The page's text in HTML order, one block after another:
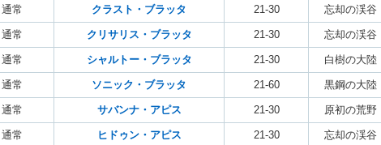
通常 クラスト・ブラッタ 21-30 忘却の渓谷
通常 クリサリス・ブラッタ 21-30 忘却の渓谷
通常 シャルトー・ブラッタ 21-30 白樹の大陸
通常 ソニック・ブラッタ 21-60 黒鋼の大陸
通常 サバンナ・アピス 21-30 原初の荒野
通常 ヒドゥン・アピス 21-30 忘却の渓谷